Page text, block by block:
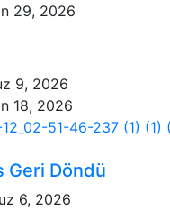
29, 2026
9, 2026
18, 2026
Geri Döndü
6, 2026